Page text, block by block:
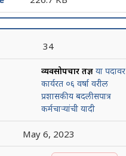
34
व्यवसोपचार तज्ञया पदावर
कार्यरत ०६ वर्षा वरील
प्रशासकीय बदलीसपात्र
कर्मचाऱ्यांची यादी
May 6, 2023